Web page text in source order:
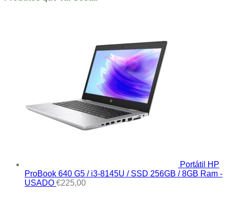
Portátil HP
ProBook 640 G5 / i3-8145U / SSD 256GB / 8GB Ram -
USADO €225,00